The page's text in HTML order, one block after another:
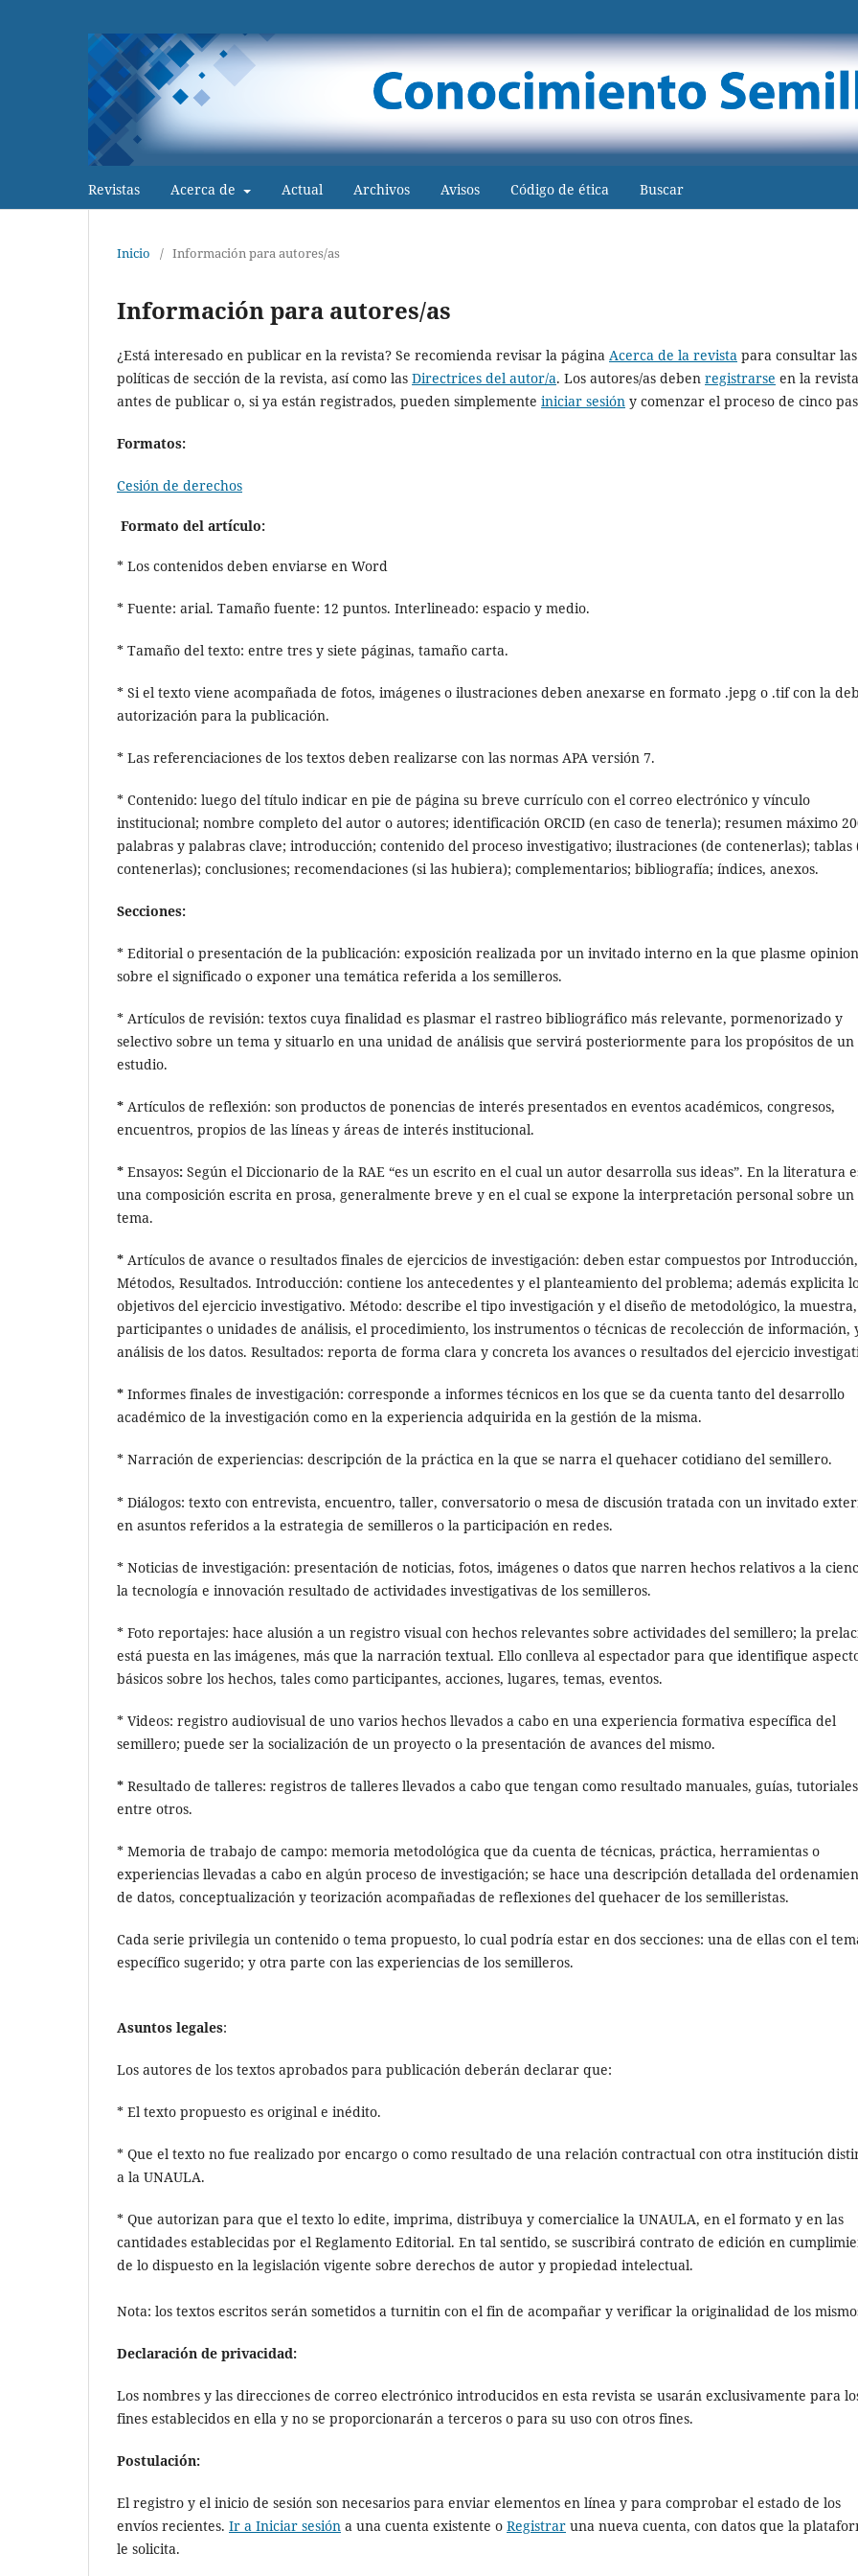
Revistas Acerca de Actual Archivos Avisos Código de ética Buscar
Inicio / Información para autores/as
Información para autores/as
¿Está interesado en publicar en la revista? Se recomienda revisar la página Acerca de la revista para consultar las
políticas de sección de la revista, así como las Directrices del autor/a. Los autores/as deben registrarse en la revista
antes de publicar o, si ya están registrados, pueden simplemente iniciar sesión y comenzar el proceso de cinco
Formatos:
Cesión de derechos
Formato del artículo:
* Los contenidos deben enviarse en Word
* Fuente: arial. Tamaño fuente: 12 puntos. Interlineado: espacio y medio.
* Tamaño del texto: entre tres y siete páginas, tamaño carta.
* Si el texto viene acompañada de fotos, imágenes o ilustraciones deben anexarse en formato .jepg o .tif con la
autorización para la publicación.
* Las referenciaciones de los textos deben realizarse con las normas APA versión 7.
* Contenido: luego del título indicar en pie de página su breve currículo con el correo electrónico y vínculo
institucional; nombre completo del autor o autores; identificación ORCID (en caso de tenerla); resumen máximo
palabras y palabras clave; introducción; contenido del proceso investigativo; ilustraciones (de contenerlas); tablas
contenerlas); conclusiones; recomendaciones (si las hubiera); complementarios; bibliografía; índices, anexos.
Secciones:
* Editorial o presentación de la publicación: exposición realizada por un invitado interno en la que plasme
sobre el significado o exponer una temática referida a los semilleros.
* Artículos de revisión: textos cuya finalidad es plasmar el rastreo bibliográfico más relevante, pormenorizado y
selectivo sobre un tema y situarlo en una unidad de análisis que servirá posteriormente para los propósitos de un
estudio.
* Artículos de reflexión: son productos de ponencias de interés presentados en eventos académicos, congresos,
encuentros, propios de las líneas y áreas de interés institucional.
* Ensayos: Según el Diccionario de la RAE “es un escrito en el cual un autor desarrolla sus ideas”. En la literatura
una composición escrita en prosa, generalmente breve y en el cual se expone la interpretación personal sobre un
tema.
* Artículos de avance o resultados finales de ejercicios de investigación: deben estar compuestos por Introducción,
Métodos, Resultados. Introducción: contiene los antecedentes y el planteamiento del problema; además explicita
objetivos del ejercicio investigativo. Método: describe el tipo investigación y el diseño de metodológico, la
participantes o unidades de análisis, el procedimiento, los instrumentos o técnicas de recolección de información,
análisis de los datos. Resultados: reporta de forma clara y concreta los avances o resultados del ejercicio
* Informes finales de investigación: corresponde a informes técnicos en los que se da cuenta tanto del desarrollo
académico de la investigación como en la experiencia adquirida en la gestión de la misma.
* Narración de experiencias: descripción de la práctica en la que se narra el quehacer cotidiano del semillero.
* Diálogos: texto con entrevista, encuentro, taller, conversatorio o mesa de discusión tratada con un invitado
en asuntos referidos a la estrategia de semilleros o la participación en redes.
* Noticias de investigación: presentación de noticias, fotos, imágenes o datos que narren hechos relativos a la
la tecnología e innovación resultado de actividades investigativas de los semilleros.
* Foto reportajes: hace alusión a un registro visual con hechos relevantes sobre actividades del semillero; la
está puesta en las imágenes, más que la narración textual. Ello conlleva al espectador para que identifique
básicos sobre los hechos, tales como participantes, acciones, lugares, temas, eventos.
* Videos: registro audiovisual de uno varios hechos llevados a cabo en una experiencia formativa específica del
semillero; puede ser la socialización de un proyecto o la presentación de avances del mismo.
* Resultado de talleres: registros de talleres llevados a cabo que tengan como resultado manuales, guías,
entre otros.
* Memoria de trabajo de campo: memoria metodológica que da cuenta de técnicas, práctica, herramientas o
experiencias llevadas a cabo en algún proceso de investigación; se hace una descripción detallada del
de datos, conceptualización y teorización acompañadas de reflexiones del quehacer de los semilleristas.
Cada serie privilegia un contenido o tema propuesto, lo cual podría estar en dos secciones: una de ellas con el
específico sugerido; y otra parte con las experiencias de los semilleros.
Asuntos legales:
Los autores de los textos aprobados para publicación deberán declarar que:
* El texto propuesto es original e inédito.
* Que el texto no fue realizado por encargo o como resultado de una relación contractual con otra institución
a la UNAULA.
* Que autorizan para que el texto lo edite, imprima, distribuya y comercialice la UNAULA, en el formato y en las
cantidades establecidas por el Reglamento Editorial. En tal sentido, se suscribirá contrato de edición en
de lo dispuesto en la legislación vigente sobre derechos de autor y propiedad intelectual.
Nota: los textos escritos serán sometidos a turnitin con el fin de acompañar y verificar la originalidad de los
Declaración de privacidad:
Los nombres y las direcciones de correo electrónico introducidos en esta revista se usarán exclusivamente para
fines establecidos en ella y no se proporcionarán a terceros o para su uso con otros fines.
Postulación:
El registro y el inicio de sesión son necesarios para enviar elementos en línea y para comprobar el estado de los
envíos recientes. Ir a Iniciar sesión a una cuenta existente o Registrar una nueva cuenta, con datos que la
le solicita.